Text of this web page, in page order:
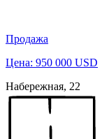
Продажа
Цена: 950 000 USD
Набережная, 22